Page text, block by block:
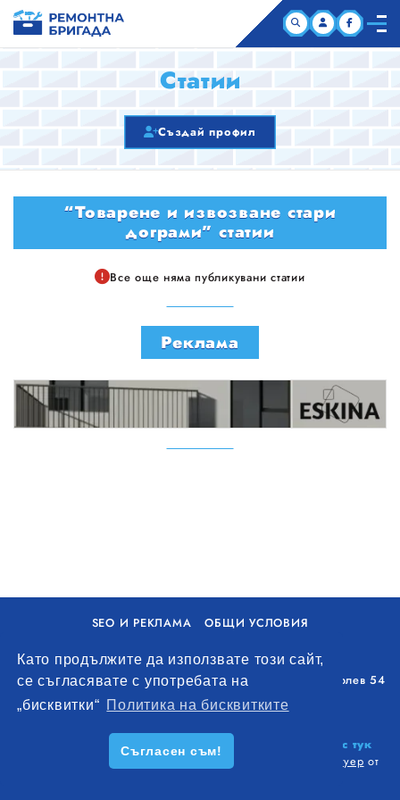
Като продължите да използвате този сайт,
се съгласявате с употребата на
„бисквитки“ Политика на бисквитките
Съгласен съм!
НАЧАЛО
КОМПАНИИ
ЗА НАС
Статии
Създай профил
“Товарене и извозване стари
дограми” статии
Все още няма публикувани статии
Реклама
SEO И РЕКЛАМА
ОБЩИ УСЛОВИЯ
Уолоу Интернешънъл ЕООД, гр. Варна, бул. Генерал Колев 54
+359 893 621 112
office@remontna-brigada.com
Създай профил на своя строителен бизнес тук
. Всички права запазени. Изработка на софтуер от